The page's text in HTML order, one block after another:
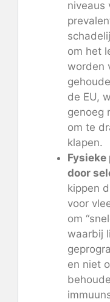
niveaus
om het
worden
de EU,
genoeg
om te
klapen.
door
kippen
voor
om
waarbij
en niet